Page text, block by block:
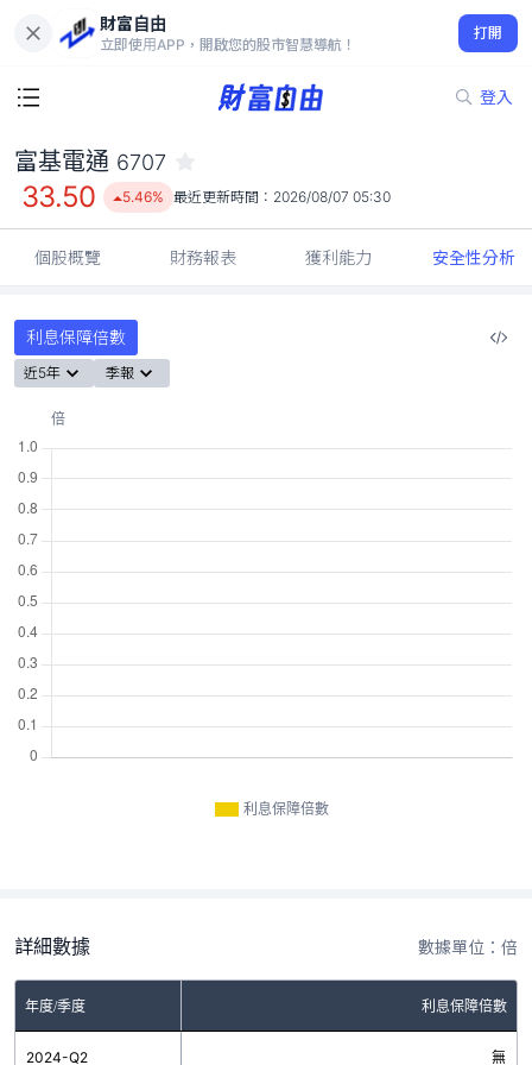
財富自由
立即使用APP，開啟您的股市智慧導航！
打開
登入
33.50
5.46%
富基電通 6707
33.50 5.46% 最近更新時間： 2026/08/07 05:30
個股概覽 財務報表 獲利能力 安全性分析
利息保障倍數
近5年 季報
利息保障倍數
詳細數據 數據單位：倍
年度/季度 利息保障倍數
2024-Q2 無